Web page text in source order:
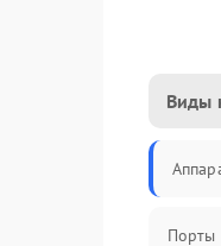
Виды
Порты